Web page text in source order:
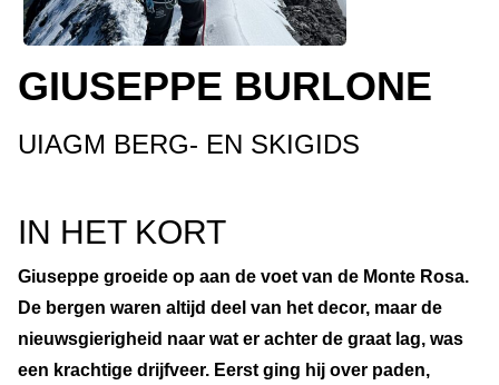
GIUSEPPE BURLONE
UIAGM BERG- EN SKIGIDS
IN HET KORT
Giuseppe groeide op aan de voet van de Monte Rosa.
De bergen waren altijd deel van het decor, maar de
nieuwsgierigheid naar wat er achter de graat lag, was
een krachtige drijfveer. Eerst ging hij over paden,